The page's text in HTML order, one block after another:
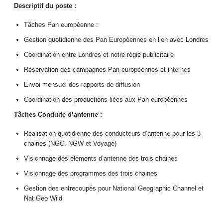
Descriptif du poste :
Tâches Pan européenne :
Gestion quotidienne des Pan Européennes en lien avec Londres
Coordination entre Londres et notre régie publicitaire
Réservation des campagnes Pan européennes et internes
Envoi mensuel des rapports de diffusion
Coordination des productions liées aux Pan européennes
Tâches Conduite d’antenne :
Réalisation quotidienne des conducteurs d’antenne pour les 3
chaines (NGC, NGW et Voyage)
Visionnage des éléments d’antenne des trois chaines
Visionnage des programmes des trois chaines
Gestion des entrecoupés pour National Geographic Channel et
Nat Geo Wild